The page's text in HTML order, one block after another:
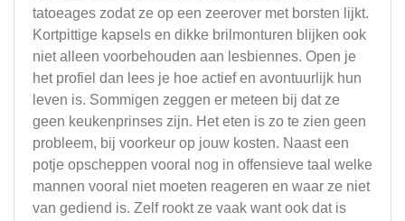
tatoeages zodat ze op een zeerover met borsten lijkt.
Kortpittige kapsels en dikke brilmonturen blijken ook
niet alleen voorbehouden aan lesbiennes. Open je
het profiel dan lees je hoe actief en avontuurlijk hun
leven is. Sommigen zeggen er meteen bij dat ze
geen keukenprinses zijn. Het eten is zo te zien geen
probleem, bij voorkeur op jouw kosten. Naast een
potje opscheppen vooral nog in offensieve taal welke
mannen vooral niet moeten reageren en waar ze niet
van gediend is. Zelf rookt ze vaak want ook dat is